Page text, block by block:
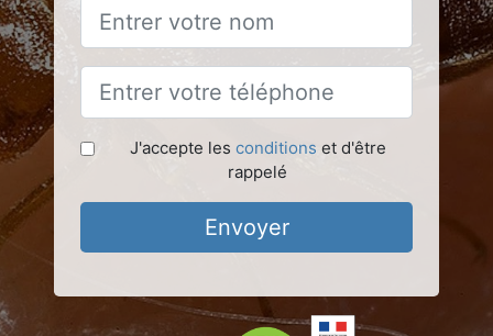
J'accepte les conditions et d'être
rappelé
Envoyer